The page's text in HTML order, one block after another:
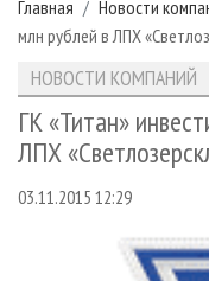
РУБРИКИ ЖУРНАЛА
ЛЕСНОЕ ХОЗЯЙСТВО
ЛЕСОЗАГОТОВКА
ЛЕСОПИЛЕНИЕ
ПРОИЗВОДСТВО
НОВОСТИ
КАЛЕНДАРЬ СОБЫТИЙ
НОВОСТИ ЛПК
НОВОСТИ ЖУРНАЛА
ПРОЕКТЫ ЛПИ
АНАЛИТИКА
ПРЕДПРИЯТИЯ ЛПК
МОБИЛЬНЫЕ
АРХИВ
АРХИВ ЖУРНАЛОВ
О ЖУРНАЛЕ
ПОДПИСКА
РЕКЛАМОДАТЕЛЯМ
РЕКЛАМА НА САЙТЕ
Главная Новости
млн рублей в ЛПХ
НОВОСТИ КОМПАНИЙ
ГК «Титан»
ЛПХ
03.11.2015 12:29